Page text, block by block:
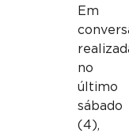
Em
no
último
sábado
(4),